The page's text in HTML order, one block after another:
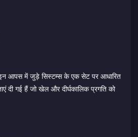
आपस में जुड़े सिस्टम्स के एक सेट पर आधारित
दी गई हैं जो खेल और दीर्घकालिक प्रगति को